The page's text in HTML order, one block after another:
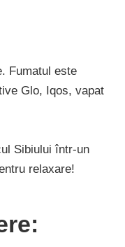
Fumatul este
Glo, Iqos, vapat
Sibiului într-un
relaxare!